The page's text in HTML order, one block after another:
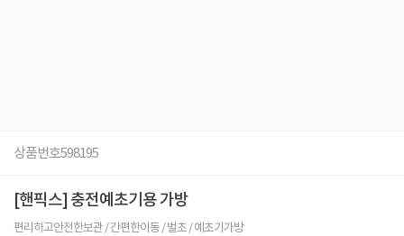
상품번호598195
[핸픽스] 충전예초기용 가방
편리하고안전한보관 / 간편한이동 / 벌초 / 예초기가방